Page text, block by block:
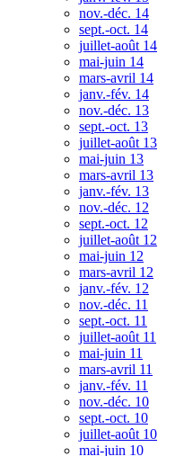
nov.-déc. 14
sept.-oct. 14
juillet-août 14
mai-juin 14
mars-avril 14
janv.-fév. 14
nov.-déc. 13
sept.-oct. 13
juillet-août 13
mai-juin 13
mars-avril 13
janv.-fév. 13
nov.-déc. 12
sept.-oct. 12
juillet-août 12
mai-juin 12
mars-avril 12
janv.-fév. 12
nov.-déc. 11
sept.-oct. 11
juillet-août 11
mai-juin 11
mars-avril 11
janv.-fév. 11
nov.-déc. 10
sept.-oct. 10
juillet-août 10
mai-juin 10